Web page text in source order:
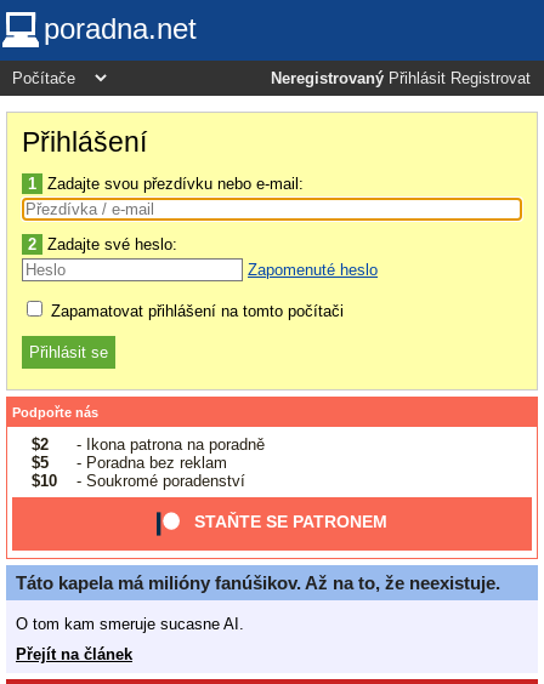
poradna.net
Neregistrovaný Přihlásit Registrovat
Přihlášení
1 Zadajte svou přezdívku nebo e-mail:
2 Zadajte své heslo:
Zapomenuté heslo
Zapamatovat přihlášení na tomto počítači
Podpořte nás
$2
- Ikona patrona na poradně
$5
- Poradna bez reklam
$10
- Soukromé poradenství
STAŇTE SE PATRONEM
Táto kapela má milióny fanúšikov. Až na to, že neexistuje.
O tom kam smeruje sucasne AI.
Přejít na článek